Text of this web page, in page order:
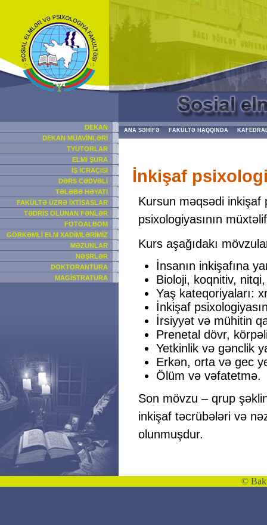
DEKAN
DEKAN MÜAVİNLƏRİ
TYUTORLAR
ELMİ ŞURA
İŞ İCRAÇISI
DƏRS CƏDVƏLİ
TƏLƏBƏ HƏYATI
FAKÜLTƏ ÜZRƏ İXTİSASLAR
TƏDRİS OLUNAN FƏNLƏR
FOTOALBOM
GÖRKƏMLİ ELM XADİMLƏRİMİZ
MƏZUNLAR
NƏŞRLƏR
DOKTORANTURA
MAGİSTRATURA
ANA SƏHİFƏ FAKÜLTƏ HAQQINDA
İnkişaf
Kursun məqsədi inkişaf
psixologiyasının
Kurs aşağıdakı
İnsanın inkişafına
Bioloji, koqnitiv,
Yaş kateqoriyaları:
İnkişaf
İrsiyyət və mühitin
Prenetal dövr,
Yetkinlik və gənclik
Erkən, orta və gec
Ölüm və vəfatetmə.
Son mövzu – qrup
inkişaf təcrübələri və
olunmuşdur.
©